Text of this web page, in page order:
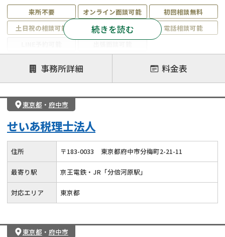
来所不要 オンライン面談可能
初回相談無料
土日祝の相談可能
19時以降電話可能
電話相談可能
注力案件
遺言書作成・遺言執行
相続放棄
相続登記
遺産分割
遺留分侵害額請求
相続税申告
相続手続き
成年後見・任意後見
相続トラブル
続きを読む
事務所詳細 料金表
東京都 ・ 府中市
せいあ税理士法人
住所 〒183-0033 東京都府中市分梅町2-21-11
最寄り駅 京王電鉄・JR「分倍河原駅」
対応エリア 東京都
東京都 ・ 府中市